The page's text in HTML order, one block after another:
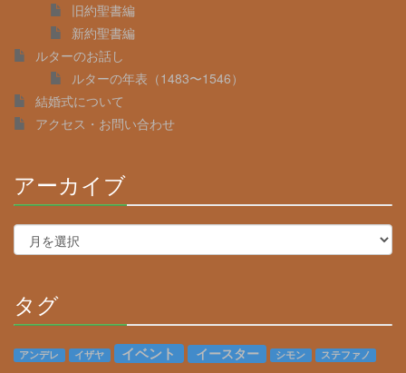
旧約聖書編
新約聖書編
ルターのお話し
ルターの年表（1483〜1546）
結婚式について
アクセス・お問い合わせ
アーカイブ
Complete
ア
ー
ブ
タグ
Complete
アンデレ イザヤ イベント イースター シモン ステファノ